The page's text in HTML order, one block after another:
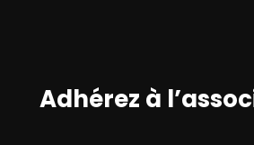
Adhérez à